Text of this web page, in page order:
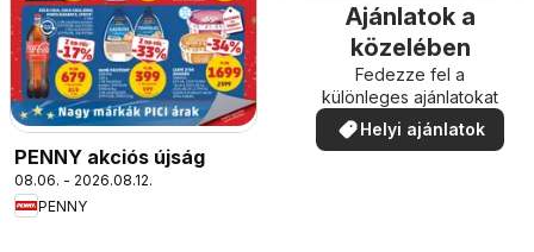
PENNY akciós újság
08.06. - 2026.08.12.
PENNY
Ajánlatok a
közelében
Fedezze fel a
különleges ajánlatokat
Helyi ajánlatok